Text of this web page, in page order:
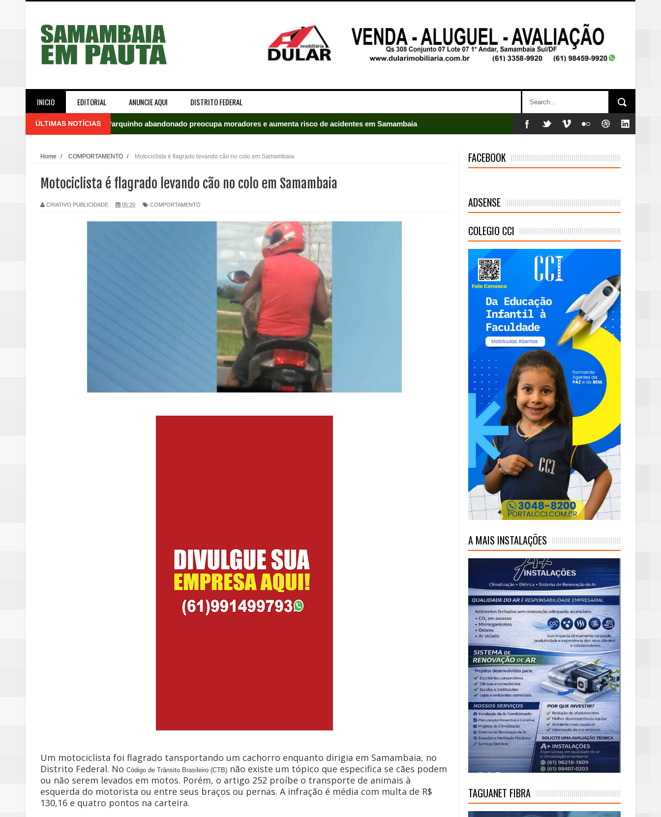
INICIO EDITORIAL ANUNCIE AQUI DISTRITO FEDERAL
ÚLTIMAS NOTÍCIAS Parquinho abandonado preocupa moradores e aumenta risco de acidentes em Samambaia
Incêndio atinge carro estacionado em Samambaia
Celina Leão abre 8,4 pontos sobre Arruda e lidera disputa pelo GDF
Quinto "saidão" do ano libera 1,5 mil detentos no DF
Agência do Trabalhador de Samambaia oferece 806 vagas de emprego nesta quinta-feira
Nova mistura de 32% de etanol altera dinâmica dos postos e exige atenção de motoristas de Samambaia
Campanha para Transplante do Padre Lucas de Samambaia entra em mês decisivo com 72% da meta alcançada
Relatório apontou riscos no aterro sanitário de Samambaia meses antes de morte de trabalhador
Renata D'Aguiar intensifica ações sociais e cobrança por melhorias em Samambaia
Moradores encontram quase 50 escorpiões em boca de lobo em Samambaia
Homem é socorrido após ser vítima de agressão em Samambaia
PL e Flávio Bolsonaro oficializam candidatura de Hamilton Tatu por Samambaia, Recanto das Emas e Água Quente
Home / COMPORTAMENTO / Motociclista é flagrado levando cão no colo em Samambaia
Motociclista é flagrado levando cão no colo em Samambaia
CRIATIVO PUBLICIDADE 05:20 COMPORTAMENTO
Um motociclista foi flagrado tansportando um cachorro enquanto dirigia em Samambaia, no
Distrito Federal. No Código de Trânsito Brasileiro (CTB) não existe um tópico que especifica se cães podem
ou não serem levados em motos. Porém, o artigo 252 proíbe o transporte de animais à
esquerda do motorista ou entre seus braços ou pernas. A infração é média com multa de R$
130,16 e quatro pontos na carteira.
FACEBOOK
ADSENSE
COLEGIO CCI
A MAIS INSTALAÇÕES
TAGUANET FIBRA